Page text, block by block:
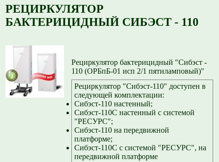
РЕЦИРКУЛЯТОР
БАКТЕРИЦИДНЫЙ СИБЭСТ - 110
Рециркулятор бактерицидный "Сибэст -
110 (ОРБпБ-01 исп 2/1 пятиламповый)"
Рециркулятор "Сибэст-110" доступен в
следующей комплектации:
Сибэст-110 настенный;
Сибэст-110С настенный с системой
"РЕСУРС";
Сибэст-110 на передвижной
платформе;
Сибэст-110С с системой "РЕСУРС", на
передвижной платформе